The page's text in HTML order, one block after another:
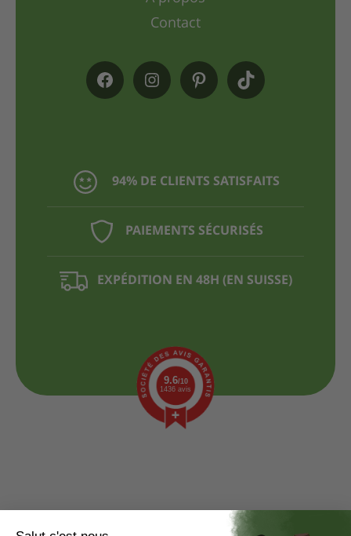
94% DE CLIENTS SATISFAITS
PAIEMENTS SÉCURISÉS
EXPÉDITION EN 48H (EN SUISSE)
Contact
9.6/10
1436 avis